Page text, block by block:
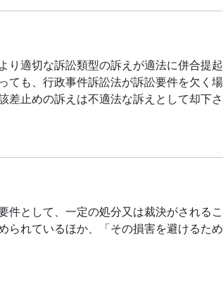
り適切な訴訟類型の訴えが適法に併合提
ても、行政事件訴訟法が訴訟要件を欠く
差止めの訴えは不適法な訴えとして却下さ
件として、一定の処分又は裁決がされる
られているほか、「その損害を避けるた